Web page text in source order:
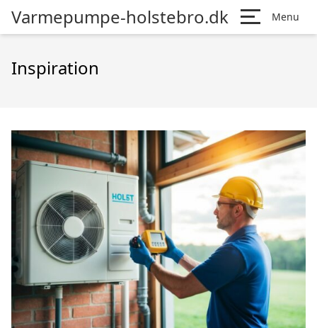
Varmepumpe-holstebro.dk Menu
Inspiration